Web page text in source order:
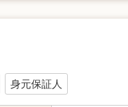
身元保証人